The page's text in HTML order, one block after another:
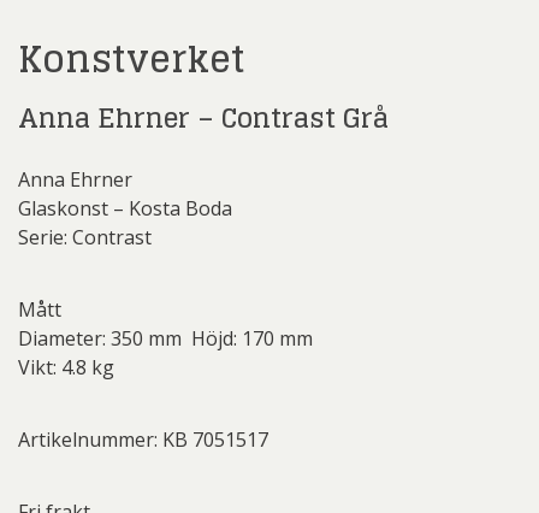
Konstverket
Anna Ehrner – Contrast Grå
Anna Ehrner
Glaskonst – Kosta Boda
Serie: Contrast
Mått
Diameter: 350 mm Höjd: 170 mm
Vikt: 4.8 kg
Artikelnummer: KB 7051517